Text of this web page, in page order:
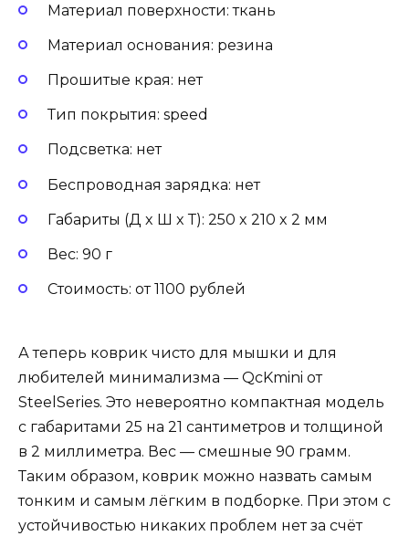
Материал поверхности: ткань
Материал основания: резина
Прошитые края: нет
Тип покрытия: speed
Подсветка: нет
Беспроводная зарядка: нет
Габариты (Д x Ш x Т): 250 x 210 x 2 мм
Вес: 90 г
Стоимость: от 1100 рублей
А теперь коврик чисто для мышки и для
любителей минимализма — QcKmini от
SteelSeries. Это невероятно компактная модель
с габаритами 25 на 21 сантиметров и толщиной
в 2 миллиметра. Вес — смешные 90 грамм.
Таким образом, коврик можно назвать самым
тонким и самым лёгким в подборке. При этом с
устойчивостью никаких проблем нет за счёт